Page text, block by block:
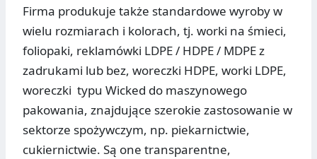
Firma produkuje także standardowe wyroby w
wielu rozmiarach i kolorach, tj. worki na śmieci,
foliopaki, reklamówki LDPE / HDPE / MDPE z
zadrukami lub bez, woreczki HDPE, worki LDPE,
woreczki typu Wicked do maszynowego
pakowania, znajdujące szerokie zastosowanie w
sektorze spożywczym, np. piekarnictwie,
cukiernictwie. Są one transparentne,